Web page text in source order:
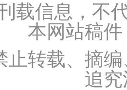
载信息，不
本网站稿
止转载、摘
追